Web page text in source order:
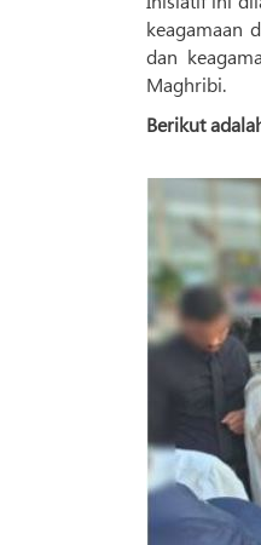
keagamaan
dan
Maghribi.
Berikut